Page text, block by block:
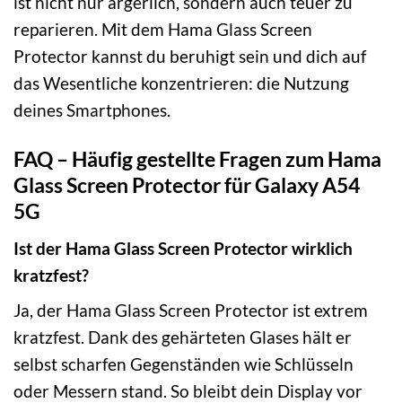
reparieren. Mit dem Hama Glass Screen
Protector kannst du beruhigt sein und dich auf
das Wesentliche konzentrieren: die Nutzung
deines Smartphones.
FAQ – Häufig gestellte Fragen zum Hama
Glass Screen Protector für Galaxy A54
5G
Ist der Hama Glass Screen Protector wirklich
kratzfest?
Ja, der Hama Glass Screen Protector ist extrem
kratzfest. Dank des gehärteten Glases hält er
selbst scharfen Gegenständen wie Schlüsseln
oder Messern stand. So bleibt dein Display vor